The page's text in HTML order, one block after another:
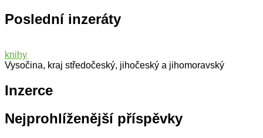
Poslední inzeráty
knihy
Vysočina, kraj středočeský, jihočeský a jihomoravský
Inzerce
Nejprohlíženější příspěvky